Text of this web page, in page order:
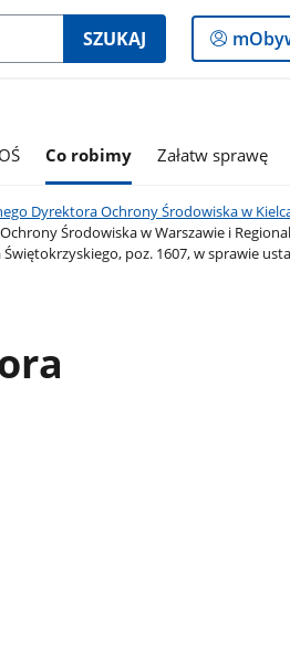
SZUKAJ
do
Co robimy Załatw sprawę
Dyrektora Ochrony Środowiska w
Środowiska w Warszawie i
poz. 1607, w sprawie